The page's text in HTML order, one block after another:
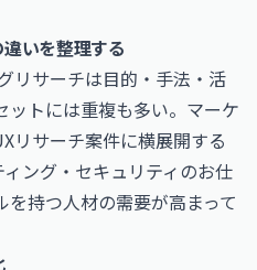
いを整理する
リサーチは目的・手法・活
ットには重複も多い。マーケ
リサーチ案件に横展開する
ング・セキュリティのお仕
持つ人材の需要が高まって